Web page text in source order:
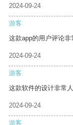
2024-09-24
游客
这款app的用户评论非
2024-09-24
游客
这款软件的设计非常
2024-09-24
游客